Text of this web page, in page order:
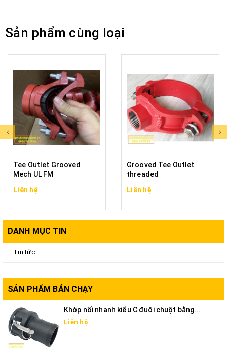
Sản phẩm cùng loại
Tee Outlet Grooved
Mech UL FM
Liên hệ
Grooved Tee Outlet
threaded
Liên hệ
DANH MỤC TIN
Tin tức
SẢN PHẨM BÁN CHẠY
Khớp nối nhanh kiểu C đuôi chuột bằng...
Liên hệ